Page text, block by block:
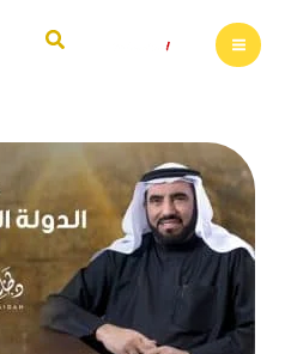
تخطي
إلى
البحث
جنسية
طارق
السويدان
إلى
أين
تتجه
الأمور
في
الكويت؟